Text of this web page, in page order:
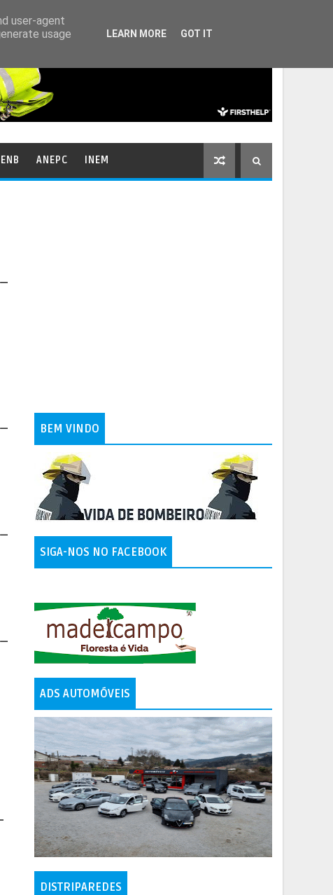
ENB ANEPC INEM
BEM VINDO
SIGA-NOS NO FACEBOOK
ADS AUTOMÓVEIS
DISTRIPAREDES
user-agent
usage
LEARN MORE GOT IT